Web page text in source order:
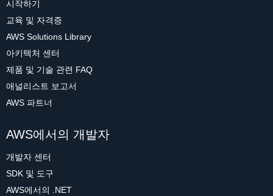
시작하기
교육 및 자격증
AWS Solutions Library
아키텍처 센터
제품 및 기술 관련 FAQ
애널리스트 보고서
AWS 파트너
AWS에서의 개발자
개발자 센터
SDK 및 도구
AWS에서의 .NET